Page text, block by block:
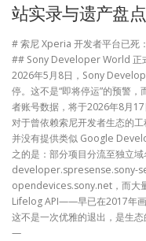
站实录与遗产盘点
# 索尼 Xperia 开发者平台已死
## Sony Developer World 正
2026年5月8日，Sony
停。这不是“即将停运”的预警
者账号数据，将于2026年8月17
对于曾依赖索尼开发者生态的
并没有提供类似 Google
之的是：部分项目分流至独立
developer.spresense.sony-
opendevices.sony.net，而大
Lifelog API——早已在2017年画
这不是一次优雅的退出，是生态
—